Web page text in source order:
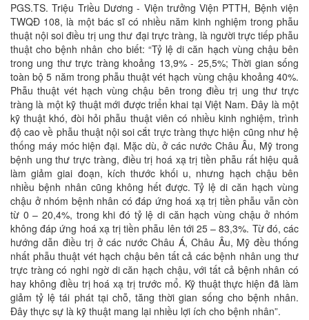
PGS.TS. Triệu Triều Dương - Viện trưởng Viện PTTH, Bệnh viện
TWQĐ 108, là một bác sĩ có nhiều năm kinh nghiệm trong phẫu
thuật nội soi điều trị ung thư đại trực tràng, là người trực tiếp phẫu
thuật cho bệnh nhân cho biết: “Tỷ lệ di căn hạch vùng chậu bên
trong ung thư trực tràng khoảng 13,9% - 25,5%; Thời gian sống
toàn bộ 5 năm trong phẫu thuật vét hạch vùng chậu khoảng 40%.
Phẫu thuật vét hạch vùng chậu bên trong điều trị ung thư trực
tràng là một kỹ thuật mới được triển khai tại Việt Nam. Đây là một
kỹ thuật khó, đòi hỏi phẫu thuật viên có nhiều kinh nghiệm, trình
độ cao về phẫu thuật nội soi cắt trực tràng thực hiện cũng như hệ
thống máy móc hiện đại. Mặc dù, ở các nước Châu Âu, Mỹ trong
bệnh ung thư trực tràng, điều trị hoá xạ trị tiền phẫu rất hiệu quả
làm giảm giai đoạn, kích thước khối u, nhưng hạch chậu bên
nhiều bệnh nhân cũng không hết được. Tỷ lệ di căn hạch vùng
chậu ở nhóm bệnh nhân có đáp ứng hoá xạ trị tiền phẫu vẫn còn
từ 0 – 20,4%, trong khi đó tỷ lệ di căn hạch vùng chậu ở nhóm
không đáp ứng hoá xạ trị tiền phẫu lên tới 25 – 83,3%. Từ đó, các
hướng dẫn điều trị ở các nước Châu Á, Châu Âu, Mỹ đều thống
nhất phẫu thuật vét hạch chậu bên tất cả các bệnh nhân ung thư
trực tràng có nghi ngờ di căn hạch chậu, với tất cả bệnh nhân có
hay không điều trị hoá xạ trị trước mổ. Kỹ thuật thực hiện đã làm
giảm tỷ lệ tái phát tại chỗ, tăng thời gian sống cho bệnh nhân.
Đây thực sự là kỹ thuật mang lại nhiều lợi ích cho bệnh nhân”.